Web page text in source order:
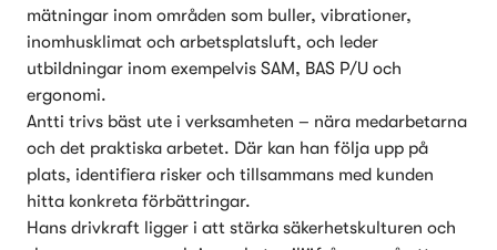
mätningar inom områden som buller, vibrationer,
inomhusklimat och arbetsplatsluft, och leder
utbildningar inom exempelvis SAM, BAS P/U och
ergonomi.
Antti trivs bäst ute i verksamheten – nära medarbetarna
och det praktiska arbetet. Där kan han följa upp på
plats, identifiera risker och tillsammans med kunden
hitta konkreta förbättringar.
Hans drivkraft ligger i att stärka säkerhetskulturen och